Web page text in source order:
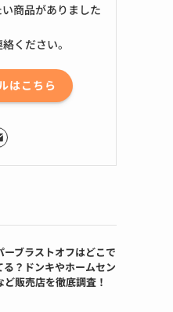
商品がありました
ください。
はこちら
ーブラストオフはどこで
る？ドンキやホームセン
ど販売店を徹底調査！